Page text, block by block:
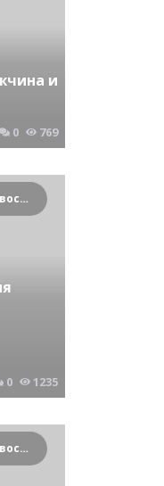
и
0 769
Криминальные новости Новосибирска и Сибирского региона
0 1235
Криминальные новости Новосибирска и Сибирского региона